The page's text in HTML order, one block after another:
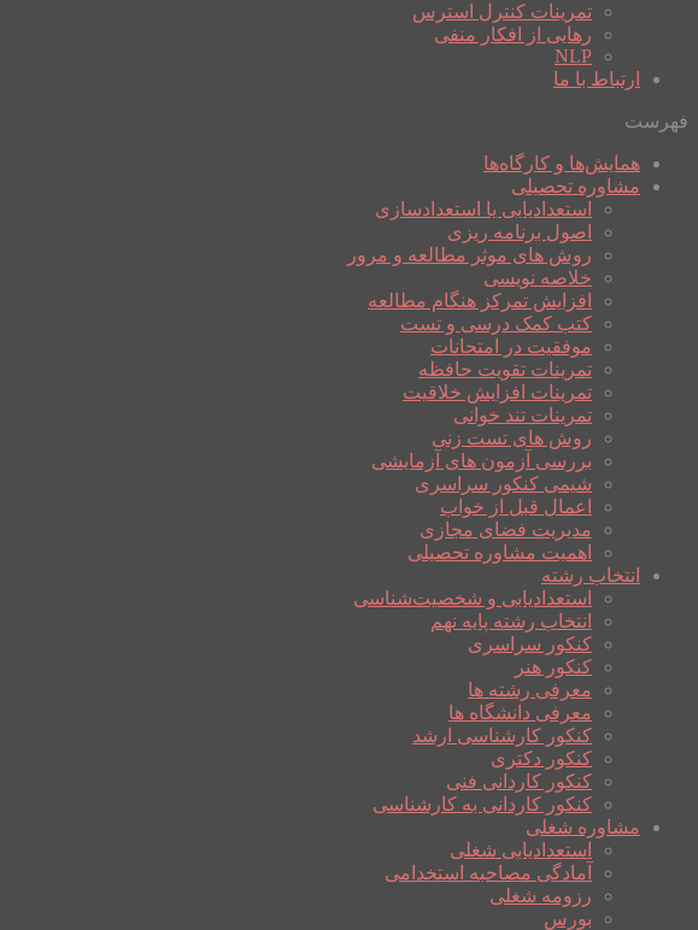
تمرینات کنترل استرس
رهایی از افکار منفی
NLP
ارتباط با ما
فهرست
همایش‌ها و کارگاه‌ها
مشاوره تحصیلی
استعدادیابی یا استعدادسازی
اصول برنامه ریزی
روش های موثر مطالعه و مرور
خلاصه نویسی
افزایش تمرکز هنگام مطالعه
کتب کمک درسی و تست
موفقیت در امتحانات
تمرینات تقویت حافظه
تمرینات افزایش خلاقیت
تمرینات تند خوانی
روش های تست زنی
بررسی آزمون های آزمایشی
شیمی کنکور سراسری
اعمال قبل از خواب
مدیریت فضای مجازی
اهمیت مشاوره تحصیلی
انتخاب رشته
استعدادیابی و شخصیت‌شناسی
انتخاب رشته پایه نهم
کنکور سراسری
کنکور هنر
معرفی رشته ها
معرفی دانشگاه ها
کنکور کارشناسی ارشد
کنکور دکتری
کنکور کاردانی فنی
کنکور کاردانی به کارشناسی
مشاوره شغلی
استعدادیابی شغلی
آمادگی مصاحبه استخدامی
رزومه شغلی
بورس